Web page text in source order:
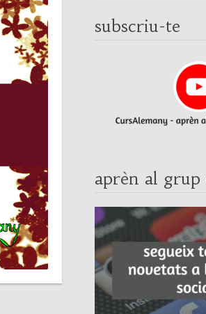
subscriu-te
aprèn al grup